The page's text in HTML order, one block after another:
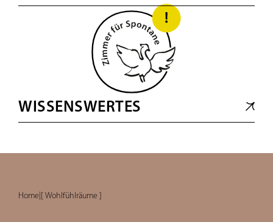
WISSENSWERTES
Home [ Wohlfühlräume ]